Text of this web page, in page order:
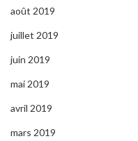
août 2019
juillet 2019
juin 2019
mai 2019
avril 2019
mars 2019